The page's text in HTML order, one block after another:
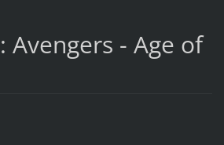
Avengers - Age of